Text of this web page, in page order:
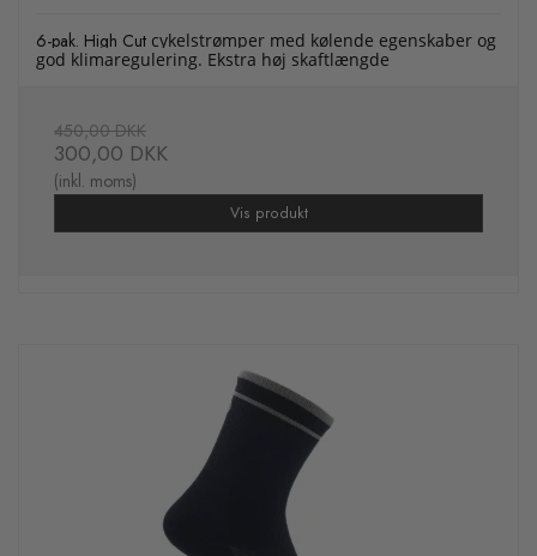
6-pak. High Cut cykelstrømper med kølende egenskaber og
god klimaregulering. Ekstra høj skaftlængde
450,00 DKK
300,00 DKK
(inkl. moms)
Vis produkt